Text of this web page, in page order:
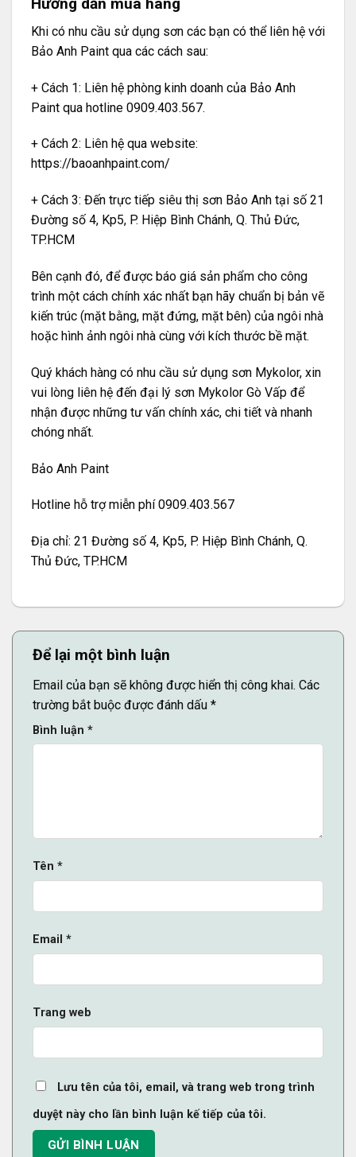
Hướng dẫn mua hàng
Khi có nhu cầu sử dụng sơn các bạn có thể liên hệ với
Bảo Anh Paint qua các cách sau:
+ Cách 1: Liên hệ phòng kinh doanh của Bảo Anh
Paint qua hotline 0909.403.567.
+ Cách 2: Liên hệ qua website:
https://baoanhpaint.com/
+ Cách 3: Đến trực tiếp siêu thị sơn Bảo Anh tại số 21
Đường số 4, Kp5, P. Hiệp Bình Chánh, Q. Thủ Đức,
TP.HCM
Bên cạnh đó, để được báo giá sản phẩm cho công
trình một cách chính xác nhất bạn hãy chuẩn bị bản vẽ
kiến trúc (mặt bằng, mặt đứng, mặt bên) của ngôi nhà
hoặc hình ảnh ngôi nhà cùng với kích thước bề mặt.
Quý khách hàng có nhu cầu sử dụng sơn Mykolor, xin
vui lòng liên hệ đến đại lý sơn Mykolor Gò Vấp để
nhận được những tư vấn chính xác, chi tiết và nhanh
chóng nhất.
Bảo Anh Paint
Hotline hỗ trợ miễn phí 0909.403.567
Địa chỉ: 21 Đường số 4, Kp5, P. Hiệp Bình Chánh, Q.
Thủ Đức, TP.HCM
Để lại một bình luận
Email của bạn sẽ không được hiển thị công khai. Các
trường bắt buộc được đánh dấu *
Bình luận *
Tên *
Email *
Trang web
Lưu tên của tôi, email, và trang web trong trình
duyệt này cho lần bình luận kế tiếp của tôi.